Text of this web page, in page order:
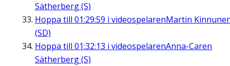
Sätherberg (S)
Hoppa till 01:29:59 i videospelarenMartin
(SD)
Hoppa till 01:32:13 i videospelarenAnna-Caren
Sätherberg (S)